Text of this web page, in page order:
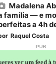
Madalena
família — e
a 4h
Raquel Costa